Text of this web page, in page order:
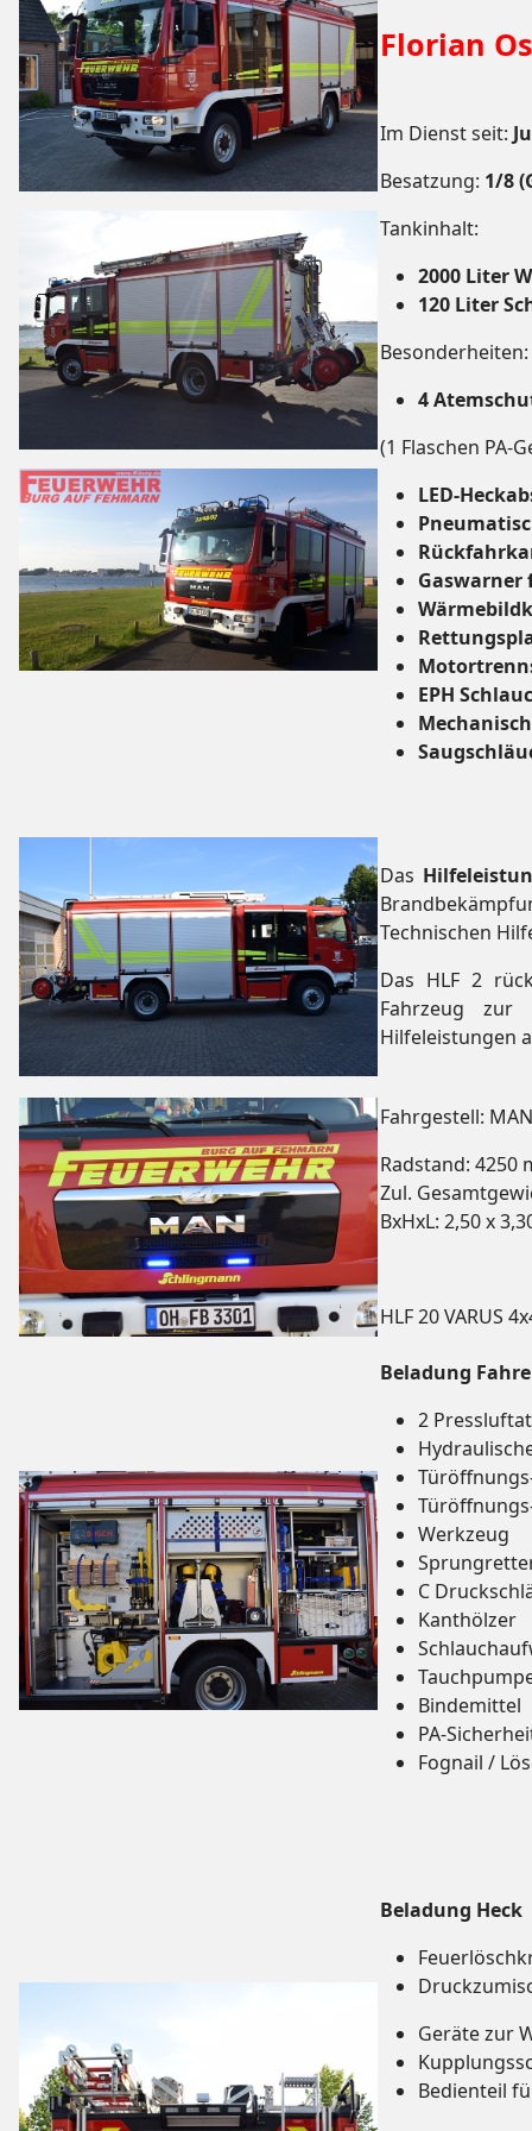
Florian
Im Dienst seit:
Besatzung: 1/8
Tankinhalt:
2000 Liter
120 Liter
Besonderheiten:
4
(1 Flaschen PA-
LED-
Gaswarner
EPH
Das
Technischen
Das HLF 2
Fahrzeug zur
Hilfeleistungen
Fahrgestell:
Radstand: 4250
Zul.
BxHxL: 2,50 x
HLF 20 VARUS
Beladung
2
Werkzeug
C
Kanthölzer
Bindemittel
PA-
Fognail /
Beladung Heck
Geräte zur
Bedienteil